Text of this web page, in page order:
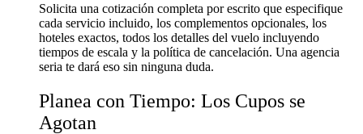
Solicita una cotización completa por escrito que especifique
cada servicio incluido, los complementos opcionales, los
hoteles exactos, todos los detalles del vuelo incluyendo
tiempos de escala y la política de cancelación. Una agencia
seria te dará eso sin ninguna duda.
Planea con Tiempo: Los Cupos se
Agotan